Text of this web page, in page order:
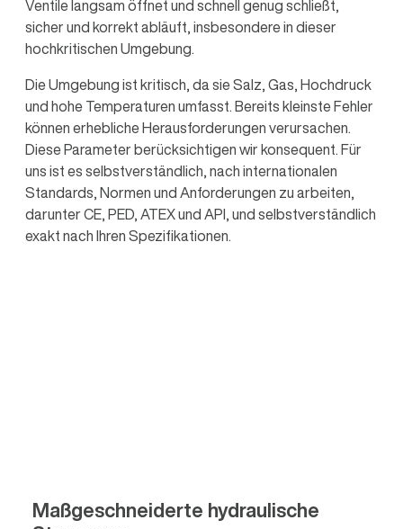
Ventile langsam öffnet und schnell genug schließt,
sicher und korrekt abläuft, insbesondere in dieser
hochkritischen Umgebung.
Die Umgebung ist kritisch, da sie Salz, Gas, Hochdruck
und hohe Temperaturen umfasst. Bereits kleinste Fehler
können erhebliche Herausforderungen verursachen.
Diese Parameter berücksichtigen wir konsequent. Für
uns ist es selbstverständlich, nach internationalen
Standards, Normen und Anforderungen zu arbeiten,
darunter CE, PED, ATEX und API, und selbstverständlich
exakt nach Ihren Spezifikationen.
Maßgeschneiderte hydraulische